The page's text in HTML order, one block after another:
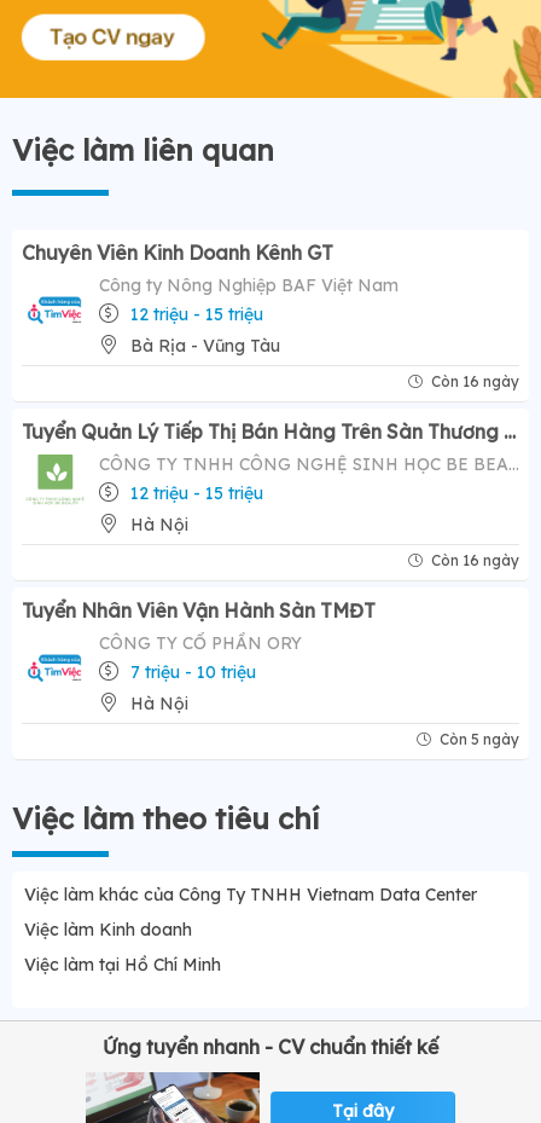
Việc làm liên quan
Chuyên Viên Kinh Doanh Kênh GT
Công ty Nông Nghiệp BAF Việt Nam
12 triệu - 15 triệu
Bà Rịa - Vũng Tàu
Còn 16 ngày
Tuyển Quản Lý Tiếp Thị Bán Hàng Trên Sàn Thương Mại Điện Tử ( Tiktok Shop)- Mức Lương Hấp Dẫn 12-20 Triệu
CÔNG TY TNHH CÔNG NGHỆ SINH HỌC BE BEAUTY
12 triệu - 15 triệu
Hà Nội
Còn 16 ngày
Tuyển Nhân Viên Vận Hành Sàn TMĐT
CÔNG TY CỔ PHẦN ORY
7 triệu - 10 triệu
Hà Nội
Còn 5 ngày
Việc làm theo tiêu chí
Việc làm khác của Công Ty TNHH Vietnam Data Center
Việc làm Kinh doanh
Việc làm tại Hồ Chí Minh
Ứng tuyển nhanh - CV chuẩn thiết kế
Tại đây